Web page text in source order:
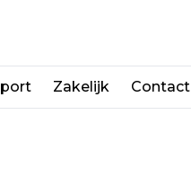
Zakelijk Contact